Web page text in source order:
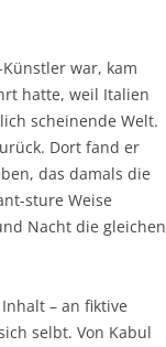
war, kam
hatte, weil Italien
scheinende Welt.
Dort fand er
das damals die
sture Weise
Nacht die gleichen
– an fiktive
selbt. Von Kabul